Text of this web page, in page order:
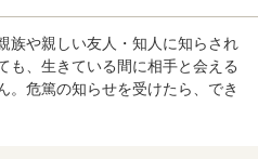
族や親しい友人・知人に知らされ
も、生きている間に相手と会える
。危篤の知らせを受けたら、でき